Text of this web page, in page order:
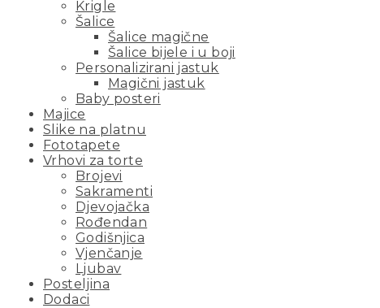
Krigle
Šalice
Šalice magične
Šalice bijele i u boji
Personalizirani jastuk
Magični jastuk
Baby posteri
Majice
Slike na platnu
Fototapete
Vrhovi za torte
Brojevi
Sakramenti
Djevojačka
Rođendan
Godišnjica
Vjenčanje
Ljubav
Posteljina
Dodaci